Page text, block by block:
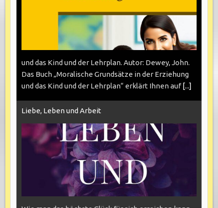
und das Kind und der Lehrplan. Autor: Dewey, John.
Das Buch „Moralische Grundsätze in der Erziehung
und das Kind und der Lehrplan“ erklärt Ihnen auf [...]
Liebe, Leben und Arbeit